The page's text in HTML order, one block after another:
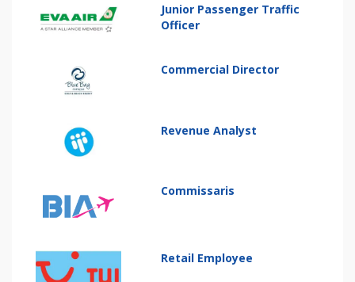
Junior Passenger Traffic
Officer
Commercial Director
Revenue Analyst
Commissaris
Retail Employee